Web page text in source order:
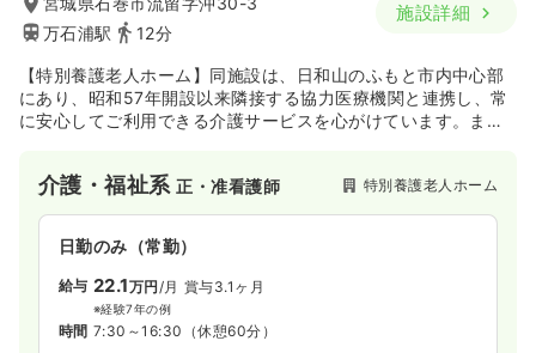
万石浦駅
12分
施設詳細
【特別養護老人ホーム】同施設は、日和山のふもと市内中心部
にあり、昭和57年開設以来隣接する協力医療機関と連携し、常
に安心してご利用できる介護サービスを心がけています。ま
毎日のサービスを提供しています。
介護・福祉系正・准看護師 特別養護老人ホーム
日勤のみ（常勤）
給与 22.1万円/月 賞与3.1ヶ月
※経験7年の例
時間 7:30～16:30 （休憩60分）